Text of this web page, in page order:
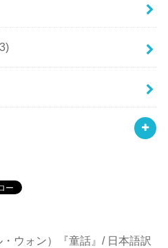
ウォン）『童話』/ 日本語訳